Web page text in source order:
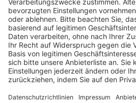
Schulungsangebot Vereinsmitarbeiter
BFV-Geschäftsstellen
Trainerbörse
Login SpielPlus
FOLGE DEM BFV